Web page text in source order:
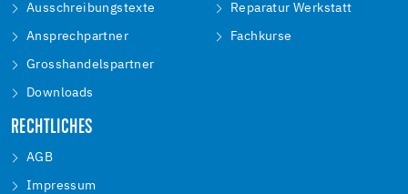
Ausschreibungstexte
Ansprechpartner
Grosshandelspartner
Downloads
Reparatur Werkstatt
Fachkurse
RECHTLICHES
AGB
Impressum